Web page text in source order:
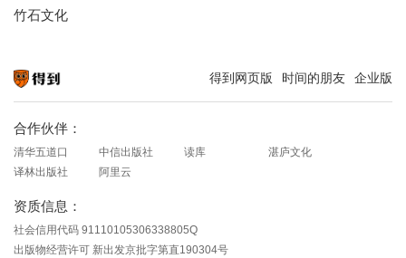
竹石文化
得到网页版 时间的朋友 企业版
合作伙伴：
清华五道口 中信出版社 读库
湛庐文化
译林出版社
阿里云
资质信息：
社会信用代码 91110105306338805Q
出版物经营许可 新出发京批字第直190304号